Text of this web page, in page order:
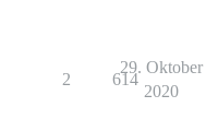
2 614
29. Oktober
2020